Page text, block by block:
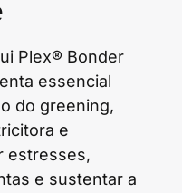
Plex® Bonder
essencial
do greening,
e
estresses,
e sustentar a